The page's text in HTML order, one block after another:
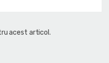
acest articol.